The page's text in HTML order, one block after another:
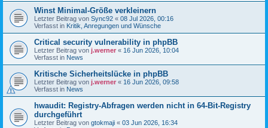
Winst Minimal-Größe verkleinern
Letzter Beitrag von Sync92 « 08 Jul 2026, 00:16
Verfasst in Kritik, Anregungen und Wünsche
Critical security vulnerability in phpBB
Letzter Beitrag von j.werner « 16 Jun 2026, 10:04
Verfasst in News
Kritische Sicherheitslücke in phpBB
Letzter Beitrag von j.werner « 16 Jun 2026, 09:58
Verfasst in News
hwaudit: Registry-Abfragen werden nicht in 64-Bit-Registry
durchgeführt
Letzter Beitrag von gtokmaji « 03 Jun 2026, 16:34